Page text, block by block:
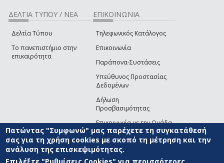
ΔΕΛΤΙΑ ΤΥΠΟΥ / ΝΕΑ
Δελτία Τύπου
Το πανεπιστήμιο στην
επικαιρότητα
ΕΠΙΚΟΙΝΩΝΙΑ
Τηλεφωνικός Κατάλογος
Επικοινωνία
Παράπονα-Συστάσεις
Υπεύθυνος Προστασίας
Δεδομένων
Δήλωση
Προσβασιμότητας
Επικοινωνία με την Ομάδα
Ανάπτυξης του site(link sends e-mail)
© ΠΑΝΕΠΙΣΤΗΜΙΟ ΑΙΓΑΙΟΥ ΟΡΟΙ ΧΡΗΣΗΣ
ΑΝΑΠΤΥΞΗΣ
Πατώντας "Συμφωνώ" μας παρέχετε τη συγκατάθεσή
σας για τη χρήση cookies με σκοπό τη μέτρηση και την
ανάλυση της επισκεψιμότητας.